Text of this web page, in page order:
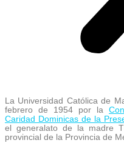
La Universidad Católica de
febrero de 1954 por la
Caridad Dominicas de la
el generalato de la madre
provincial de la Provincia de